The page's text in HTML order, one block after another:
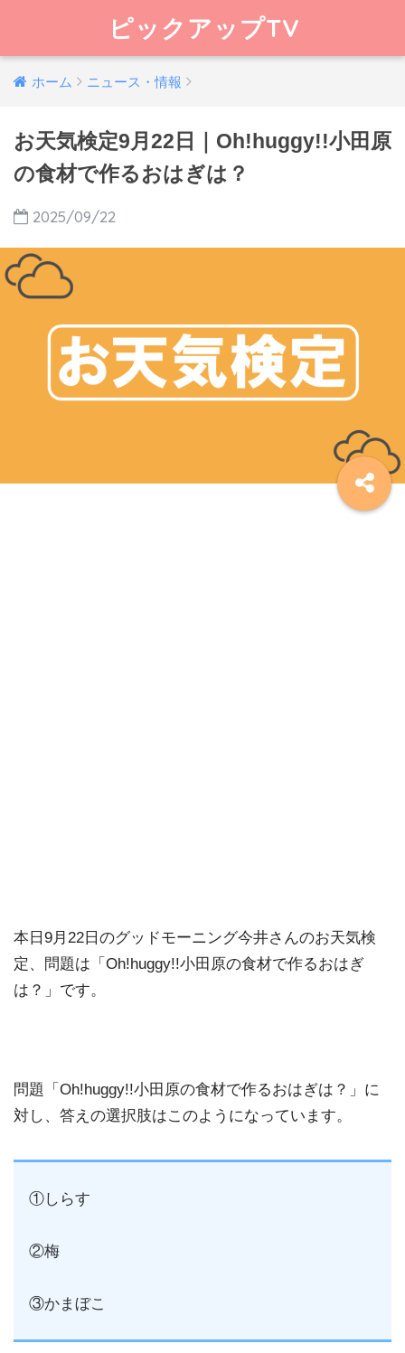
ピックアップTV
ホーム ニュース・情報
お天気検定9月22日｜Oh!huggy!!小田原
の食材で作るおはぎは？
2025/09/22
本日9月22日のグッドモーニング今井さんのお天気検
定、問題は「Oh!huggy!!小田原の食材で作るおはぎ
は？」です。
問題「Oh!huggy!!小田原の食材で作るおはぎは？」に
対し、答えの選択肢はこのようになっています。
①しらす
②梅
③かまぼこ